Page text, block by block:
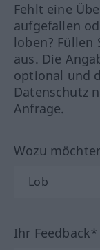
Fehlt eine
aufgefallen
loben? Füllen
aus. Die
optional und
Datenschutz
Anfrage.
Wozu
Ihr Feedback*